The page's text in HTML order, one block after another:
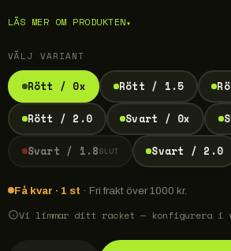
LÄS MER OM PRODUKTEN▾
VÄLJ VARIANT
Rött / 0x Rött / 1.5
Rött / 2.0 Svart / 0x
Svart / 1.8SLUT Svart / 2.0
Få kvar · 1 st · Fri frakt över 1000 kr.
Vi limmar ditt racket — konfigurera i